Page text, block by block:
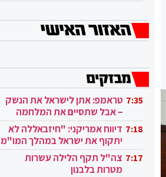
7:35 טראמפ: אתן לישראל את הנשק
– אבל שתסיים את המלחמה
בעזה 7:18 דיווח אמריקני: "חיזבאללה לא
יתקוף את ישראל במהלך המו"מ
בקטאר" 7:17 צה"ל תקף הלילה עשרות
מטרות בלבנון